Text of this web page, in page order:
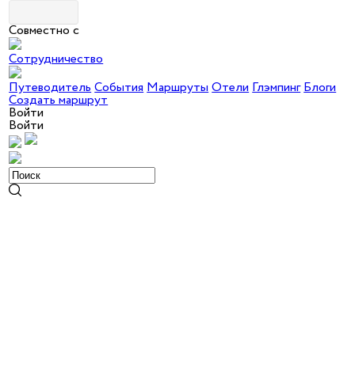
Совместно с
Сотрудничество
ПутеводительСобытияМаршрутыОтелиГлэмпингБлоги
Создать маршрут
Войти
Войти